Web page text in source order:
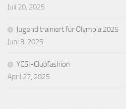
Juli 20, 2025
Jugend trainiert für Olympia 2025
Juni 3, 2025
YCSI-Clubfashion
April 27, 2025